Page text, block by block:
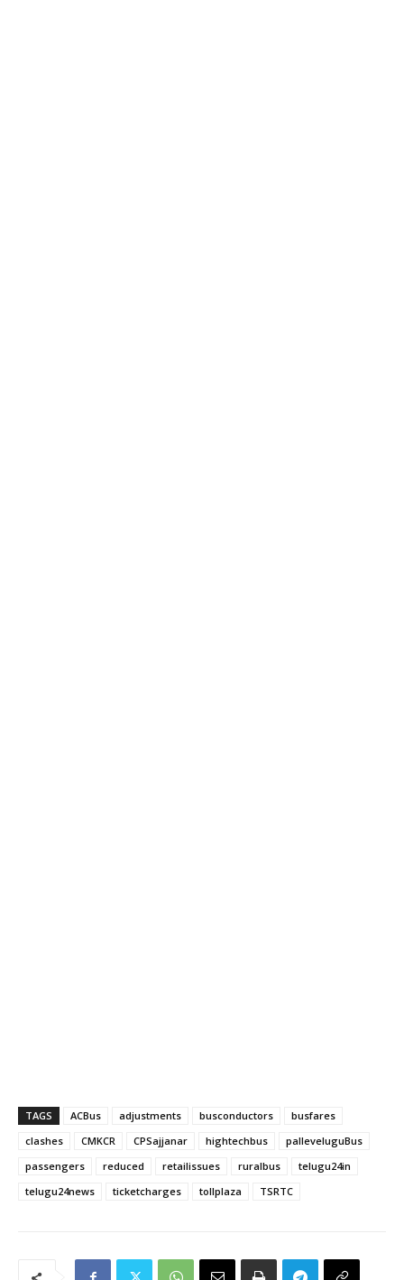
TAGS ACBus adjustments busconductors
busfares
clashes
CMKCR CPSajjanar hightechbus
palleveluguBus
passengers
reduced retailissues ruralbus
telugu24in
telugu24news
ticketcharges tollplaza TSRTC